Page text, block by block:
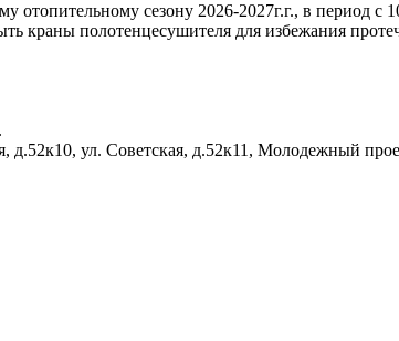
сезону 2026-2027г.г., в период с
краны полотенцесушителя для избежания
ул. Советская, д.52к11, Молодежный